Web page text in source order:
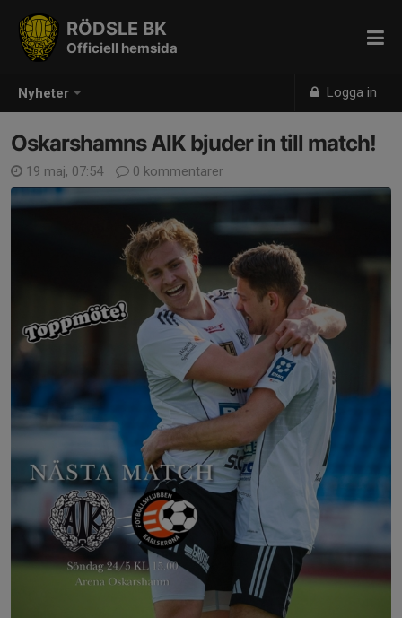
Nyheter Logga in
RÖDSLE BK
Officiell hemsida
Oskarshamns AIK bjuder in till match!
19 maj, 07:54 0 kommentarer